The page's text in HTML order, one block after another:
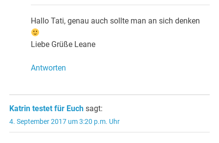
Hallo Tati, genau auch sollte man an sich denken
Liebe Grüße Leane
Antworten
Katrin testet für Euch sagt:
4. September 2017 um 3:20 p.m. Uhr